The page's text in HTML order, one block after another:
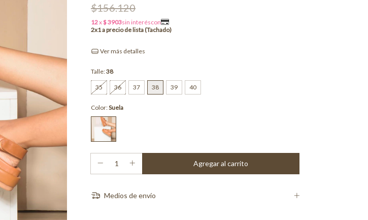
$156.120
Ver más detalles
Talle:38
35 36 37 38 39 40
Color:Suela
Medios de envío